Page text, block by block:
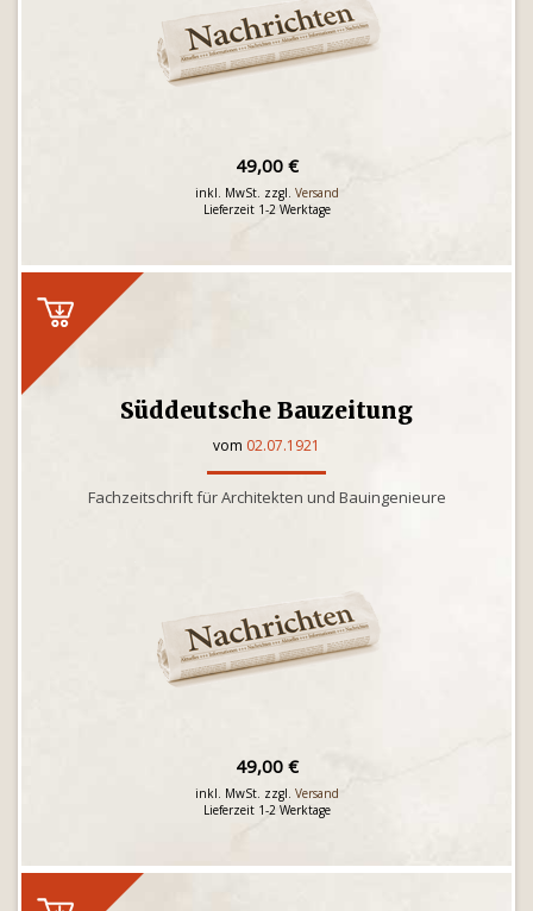
49,00 €
inkl. MwSt. zzgl. Versand
Lieferzeit 1-2 Werktage
Süddeutsche Bauzeitung
vom 02.07.1921
Fachzeitschrift für Architekten und Bauingenieure
49,00 €
inkl. MwSt. zzgl. Versand
Lieferzeit 1-2 Werktage